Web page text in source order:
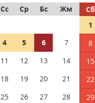
Сс Ср Бс Жм Сб
1
4 5 6 7 8
11 12 13 14 15
18 19 20 21 22
25 26 27 28 29